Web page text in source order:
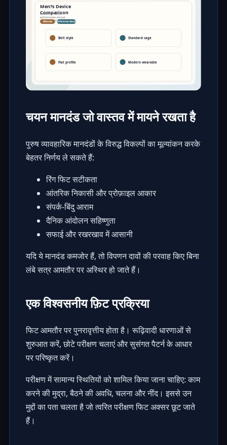
चयन मानदंड जो वास्तव में मायने रखता है
पुरुष व्यावहारिक मानदंडों के विरुद्ध विकल्पों का मूल्यांकन करके
बेहतर निर्णय ले सकते हैं:
रिंग फिट सटीकता
आंतरिक निकासी और प्रोफ़ाइल आकार
संपर्क-बिंदु आराम
दैनिक आंदोलन सहिष्णुता
सफाई और रखरखाव में आसानी
यदि ये मानदंड कमजोर हैं, तो विपणन दावों की परवाह किए बिना
लंबे सत्र आमतौर पर अस्थिर हो जाते हैं।
एक विश्वसनीय फ़िट प्रक्रिया
फिट आमतौर पर पुनरावृत्तीय होता है। रूढ़िवादी धारणाओं से
शुरुआत करें, छोटे परीक्षण चलाएं और सुसंगत पैटर्न के आधार
पर परिष्कृत करें।
परीक्षण में सामान्य स्थितियों को शामिल किया जाना चाहिए: काम
करने की मुद्रा, बैठने की अवधि, चलना और नींद। इससे उन
मुद्दों का पता चलता है जो त्वरित परीक्षण फिट अक्सर छूट जाते
हैं।